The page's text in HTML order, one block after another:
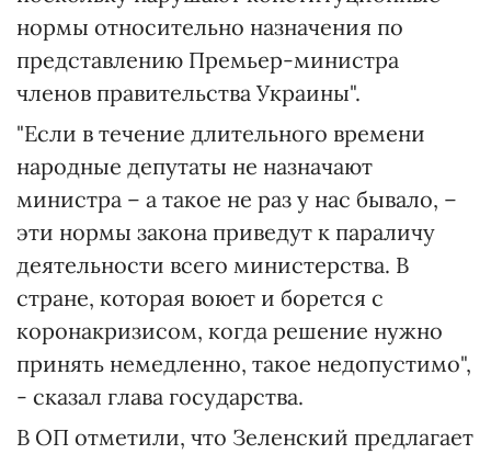
нормы относительно назначения по
представлению Премьер-министра
членов правительства Украины".
"Если в течение длительного времени
народные депутаты не назначают
министра – а такое не раз у нас бывало, –
эти нормы закона приведут к параличу
деятельности всего министерства. В
стране, которая воюет и борется с
коронакризисом, когда решение нужно
принять немедленно, такое недопустимо",
- сказал глава государства.
В ОП отметили, что Зеленский предлагает